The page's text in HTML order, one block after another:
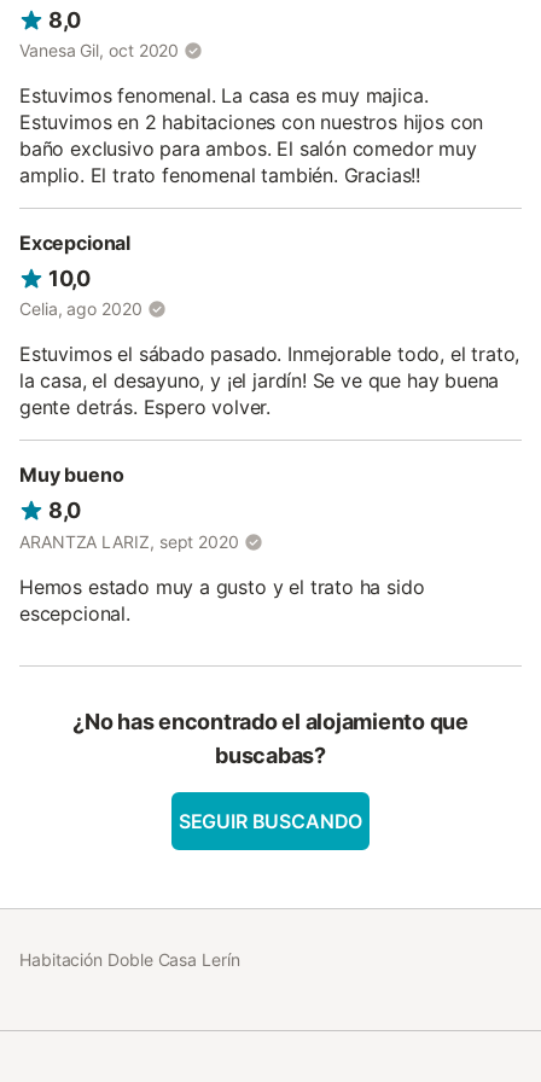
8,0
Vanesa Gil, oct 2020
Estuvimos fenomenal. La casa es muy majica.
Estuvimos en 2 habitaciones con nuestros hijos con
baño exclusivo para ambos. El salón comedor muy
amplio. El trato fenomenal también. Gracias!!
Excepcional
10,0
Celia, ago 2020
Estuvimos el sábado pasado. Inmejorable todo, el trato,
la casa, el desayuno, y ¡el jardín! Se ve que hay buena
gente detrás. Espero volver.
Muy bueno
8,0
ARANTZA LARIZ, sept 2020
Hemos estado muy a gusto y el trato ha sido
escepcional.
¿No has encontrado el alojamiento que
buscabas?
SEGUIR BUSCANDO
Habitación Doble Casa Lerín